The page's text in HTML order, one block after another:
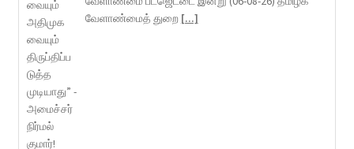
வேளாண்மைத் துறை [...]